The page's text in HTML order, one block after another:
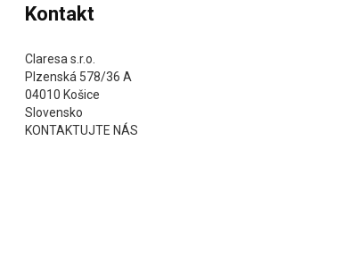
Kontakt
Claresa s.r.o.
Plzenská 578/36 A
04010 Košice
Slovensko
KONTAKTUJTE NÁS